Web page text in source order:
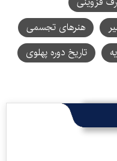
هنرهای تجسمی
تاریخ دوره پهلوی